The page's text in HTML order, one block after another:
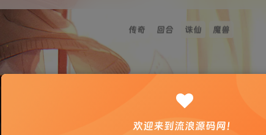
传奇 回合 诛仙 魔兽
欢迎来到流浪源码网！